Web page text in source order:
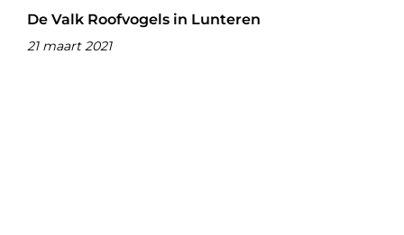
De Valk Roofvogels in Lunteren
21 maart 2021